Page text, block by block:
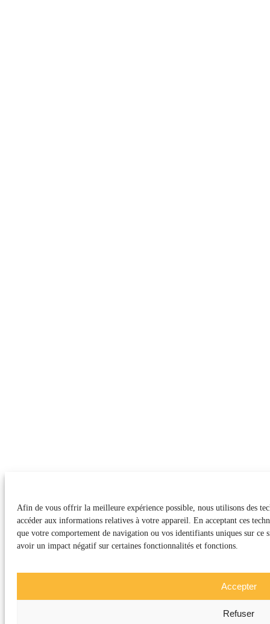
Afin de vous offrir la meilleure expérience possible, nous utilisons des
accéder aux informations relatives à votre appareil. En acceptant ces
que votre comportement de navigation ou vos identifiants uniques sur ce
avoir un impact négatif sur certaines fonctionnalités et fonctions.
Accepter
Refuser